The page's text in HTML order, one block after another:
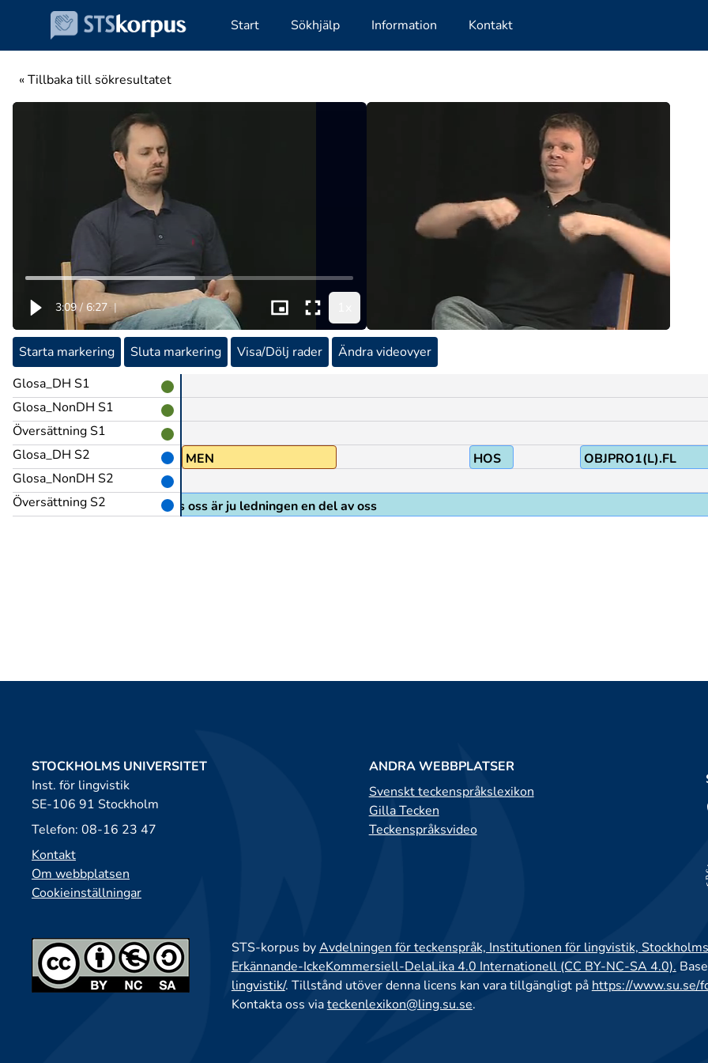
Start Sökhjälp Information Kontakt
« Tillbaka till sökresultatet
3:09 / 6:27 |
Starta markering Sluta markering Visa/Dölj rader
Ändra videovyer
Glosa_DH S1
Glosa_NonDH S1
Översättning S1
Glosa_DH S2
Glosa_NonDH S2
Översättning S2
MEN HOS OBJPRO1(L).FL
men hos oss är ju ledningen en del av oss
STOCKHOLMS UNIVERSITET
Inst. för lingvistik
SE-106 91 Stockholm
Telefon: 08-16 23 47
Kontakt
Om webbplatsen
Cookieinställningar
ANDRA WEBBPLATSER
Svenskt teckenspråkslexikon
Gilla Tecken
Teckenspråksvideo
STS-korpus byAvdelningen för teckenspråk, Institutionen för lingvistik,
Erkännande-IckeKommersiell-DelaLika 4.0 Internationell (CC BY-NC-SA 4.0).
lingvistik/. Tillstånd utöver denna licens kan vara tillgängligt på https://www.su.se/
Kontakta oss viateckenlexikon@ling.su.se.